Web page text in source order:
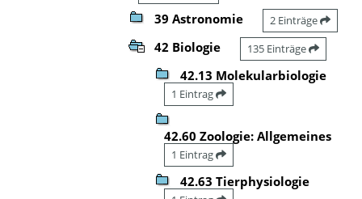
39 Astronomie 2 Einträge
42 Biologie 135 Einträge
42.13 Molekularbiologie
1 Eintrag
42.60 Zoologie: Allgemeines
1 Eintrag
42.63 Tierphysiologie